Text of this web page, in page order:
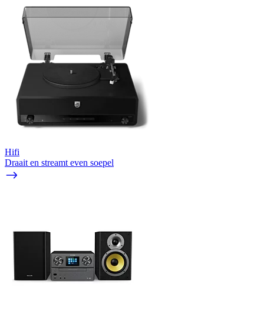
Hifi
Draait en streamt even soepel